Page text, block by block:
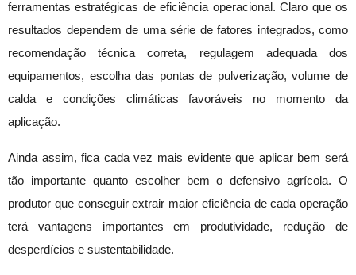
ferramentas estratégicas de eficiência operacional. Claro que os
resultados dependem de uma série de fatores integrados, como
recomendação técnica correta, regulagem adequada dos
equipamentos, escolha das pontas de pulverização, volume de
calda e condições climáticas favoráveis no momento da
aplicação.
Ainda assim, fica cada vez mais evidente que aplicar bem será
tão importante quanto escolher bem o defensivo agrícola. O
produtor que conseguir extrair maior eficiência de cada operação
terá vantagens importantes em produtividade, redução de
desperdícios e sustentabilidade.